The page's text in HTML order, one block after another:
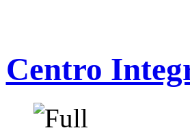
Centro